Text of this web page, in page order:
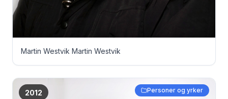
Martin Westvik Martin Westvik
2012 Personer og yrker